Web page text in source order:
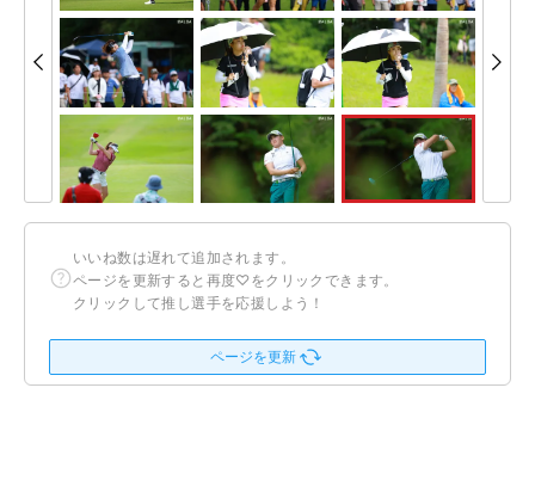
いいね数は遅れて追加されます。
ページを更新すると再度♡をクリックできます。
クリックして推し選手を応援しよう！
ページを更新